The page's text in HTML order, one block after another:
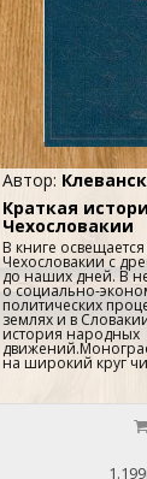
Автор:
Краткая
Чехословакии
В книге
Чехословакии с
до наших дней. В
о социально-
политических
землях и в
история народных
на широкий круг